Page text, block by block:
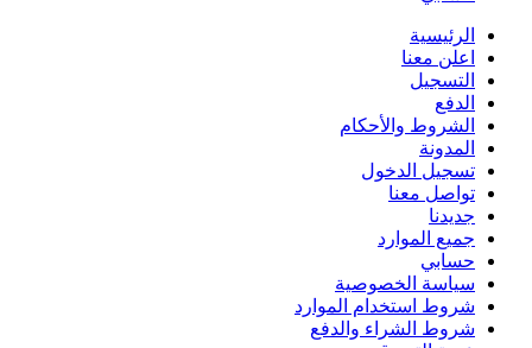
الرئيسية
اعلن معنا
التسجيل
الدفع
الشروط والأحكام
المدونة
تسجيل الدخول
تواصل معنا
جديدنا
جميع الموارد
حسابي
سياسة الخصوصية
شروط استخدام الموارد
شروط الشراء والدفع